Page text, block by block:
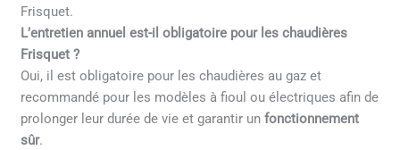
Frisquet.
L’entretien annuel est-il obligatoire pour les chaudières
Frisquet ?
Oui, il est obligatoire pour les chaudières au gaz et
recommandé pour les modèles à fioul ou électriques afin de
prolonger leur durée de vie et garantir unfonctionnement
sûr.